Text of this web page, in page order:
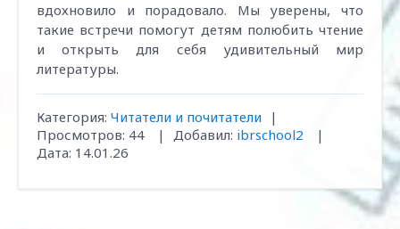
вдохновило и порадовало. Мы уверены, что
такие встречи помогут детям полюбить чтение
и открыть для себя удивительный мир
литературы.
Категория: Читатели и почитатели
|
Просмотров: 44 | Добавил: ibrschool2
|
Дата: 14.01.26